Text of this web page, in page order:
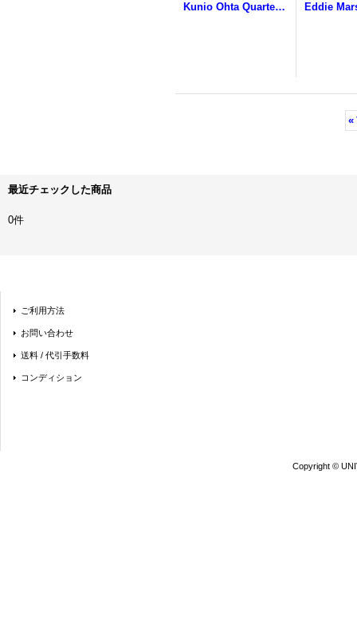
Kunio Ohta Quartet + 1 - Free & Lovely
«
最近チェックした商品
0件
ご利用方法
お問い合わせ
送料 / 代引手数料
コンディション
Copyright ©